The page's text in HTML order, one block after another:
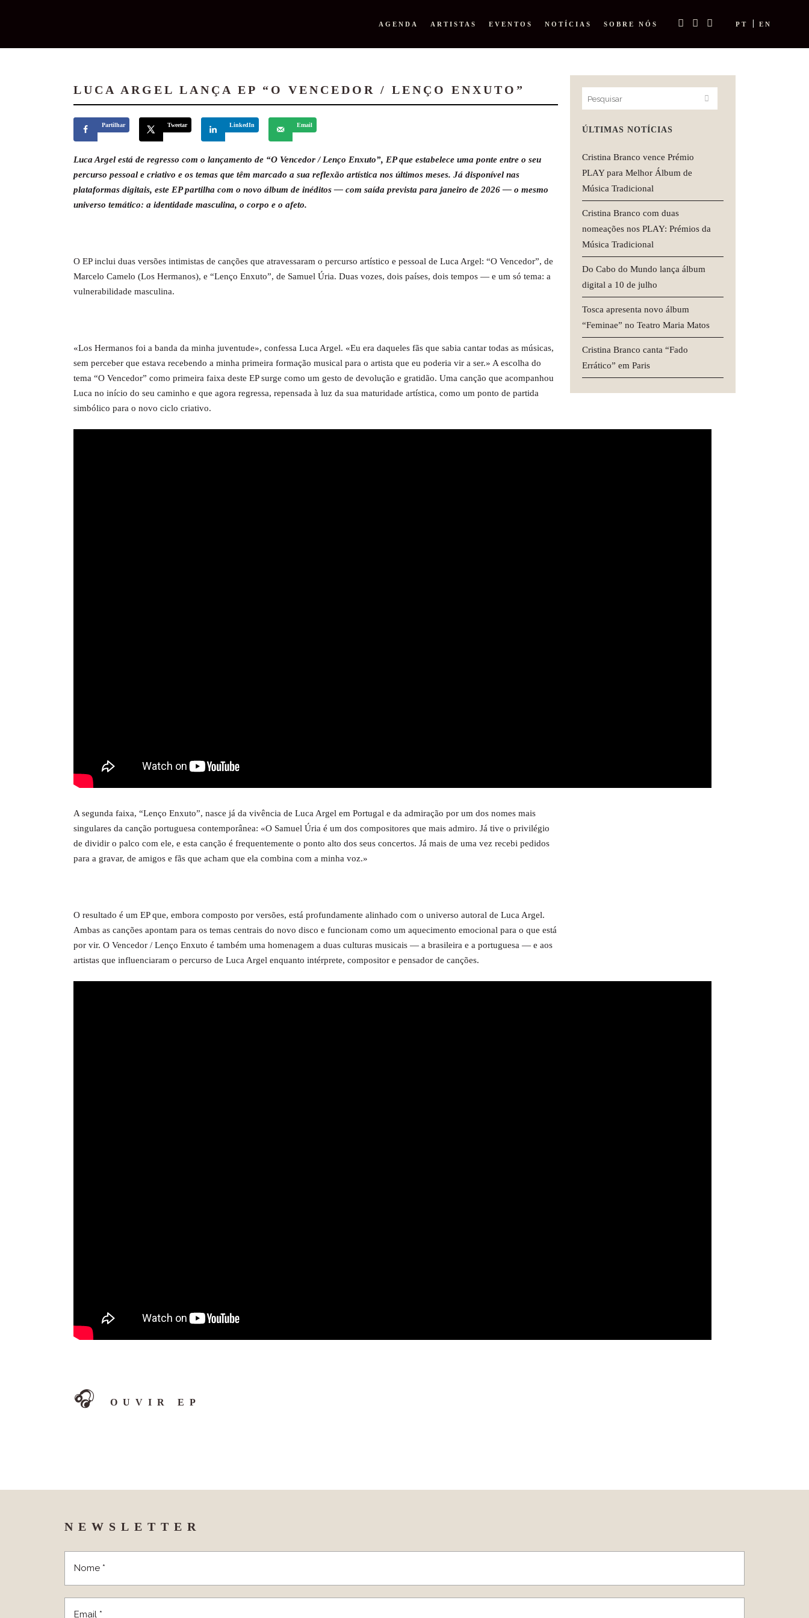
PT EN
AGENDA ARTISTAS EVENTOS NOTÍCIAS SOBRE NÓS
LUCA ARGEL LANÇA EP “O VENCEDOR / LENÇO ENXUTO”
Partilhar Tweetar LinkedIn Email
Luca Argel está de regresso com o lançamento de “O Vencedor / Lenço Enxuto”, EP que estabelece uma ponte entre o seu
percurso pessoal e criativo e os temas que têm marcado a sua reflexão artística nos últimos meses. Já disponível nas
plataformas digitais, este EP partilha com o novo álbum de inéditos — com saída prevista para janeiro de 2026 — o mesmo
universo temático: a identidade masculina, o corpo e o afeto.
O EP inclui duas versões intimistas de canções que atravessaram o percurso artístico e pessoal de Luca Argel: “O Vencedor”, de
Marcelo Camelo (Los Hermanos), e “Lenço Enxuto”, de Samuel Úria. Duas vozes, dois países, dois tempos — e um só tema: a
vulnerabilidade masculina.
«Los Hermanos foi a banda da minha juventude», confessa Luca Argel. «Eu era daqueles fãs que sabia cantar todas as músicas,
sem perceber que estava recebendo a minha primeira formação musical para o artista que eu poderia vir a ser.» A escolha do
tema “O Vencedor” como primeira faixa deste EP surge como um gesto de devolução e gratidão. Uma canção que acompanhou
Luca no início do seu caminho e que agora regressa, repensada à luz da sua maturidade artística, como um ponto de partida
simbólico para o novo ciclo criativo.
A segunda faixa, “Lenço Enxuto”, nasce já da vivência de Luca Argel em Portugal e da admiração por um dos nomes mais
singulares da canção portuguesa contemporânea: «O Samuel Úria é um dos compositores que mais admiro. Já tive o privilégio
de dividir o palco com ele, e esta canção é frequentemente o ponto alto dos seus concertos. Já mais de uma vez recebi pedidos
para a gravar, de amigos e fãs que acham que ela combina com a minha voz.»
O resultado é um EP que, embora composto por versões, está profundamente alinhado com o universo autoral de Luca Argel.
Ambas as canções apontam para os temas centrais do novo disco e funcionam como um aquecimento emocional para o que está
por vir. O Vencedor / Lenço Enxuto é também uma homenagem a duas culturas musicais — a brasileira e a portuguesa — e aos
artistas que influenciaram o percurso de Luca Argel enquanto intérprete, compositor e pensador de canções.
🎧 OUVIR EP
ÚLTIMAS NOTÍCIAS
Cristina Branco vence Prémio
PLAY para Melhor Álbum de
Música Tradicional
Cristina Branco com duas
nomeações nos PLAY: Prémios da
Música Tradicional
Do Cabo do Mundo lança álbum
digital a 10 de julho
Tosca apresenta novo álbum
“Feminae” no Teatro Maria Matos
Cristina Branco canta “Fado
Errático” em Paris
NEWSLETTER